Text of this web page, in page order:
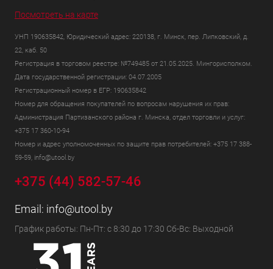
Посмотреть на карте
УНП 190635842, Юридический адрес: 220138, г. Минск, пер. Липковский, д.
22, каб. 50
Регистрация в торговом реестре: №749485 от 21.05.2025. Мингорисполком.
Дата государственной регистрации: 04.07.2005
Регистрационный номер в ЕГР: 190635842
Номер для обращения покупателей по вопросам нарушения их прав:
Администрация Партизанского района г. Минска, отдел торговли и услуг:
+375 17 360-10-94
Номер и адрес уполномоченных по защите прав потребителей: +375 17 388-
59-59, info@utool.by
+375 (44) 582-57-46
Email: info@utool.by
График работы: Пн-Пт: с 8:30 до 17:30 Сб-Вс: Выходной